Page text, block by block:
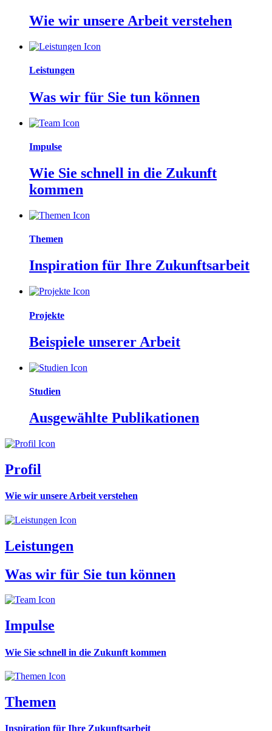
Wie wir unsere Arbeit verstehen
Leistungen
Was wir für Sie tun können
Impulse
Wie Sie schnell in die Zukunft
kommen
Themen
Inspiration für Ihre Zukunftsarbeit
Projekte
Beispiele unserer Arbeit
Studien
Ausgewählte Publikationen
Profil
Wie wir unsere Arbeit verstehen
Leistungen
Was wir für Sie tun können
Impulse
Wie Sie schnell in die Zukunft kommen
Themen
Inspiration für Ihre Zukunftsarbeit